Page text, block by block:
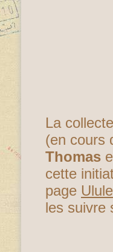
La
(en cours
Thomas
cette
page Ulule
les suivre